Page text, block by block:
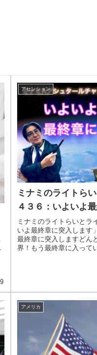
アセンション
ミナミのライトら
４３６：いよいよ
ミナミのライトらいとラ
いよ最終章に突入します
最終章に突入しますどん
界！もう最終章に入って
アメリカ